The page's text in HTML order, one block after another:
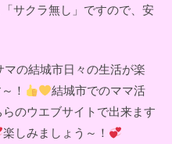
サクラ無し」ですので、安
マの結城市日々の生活が楽
！
結城市でのママ活
らのウエブサイトで出来ます
楽しみましょう～！